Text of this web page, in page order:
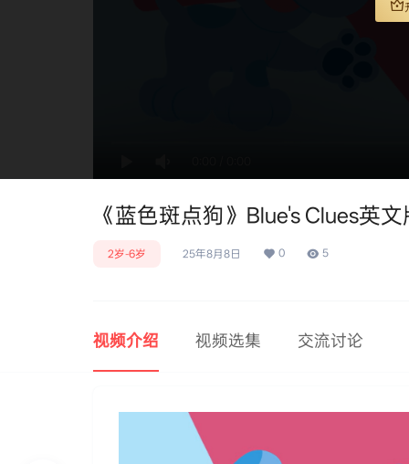
《蓝色斑点狗》Blue's Clues英
2岁-6岁 25年8月8日 0 5
视频介绍 视频选集 交流讨论